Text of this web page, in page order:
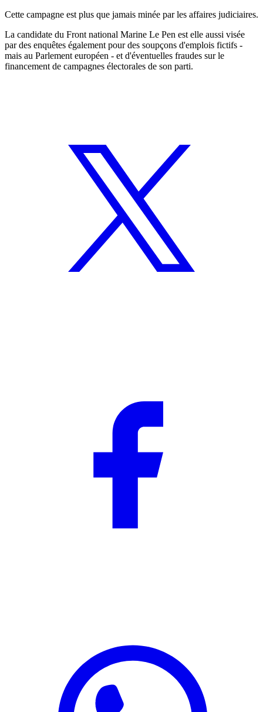
Cette campagne est plus que jamais minée par les affaires judiciaires.
La candidate du Front national Marine Le Pen est elle aussi visée
par des enquêtes également pour des soupçons d'emplois fictifs -
mais au Parlement européen - et d'éventuelles fraudes sur le
financement de campagnes électorales de son parti.